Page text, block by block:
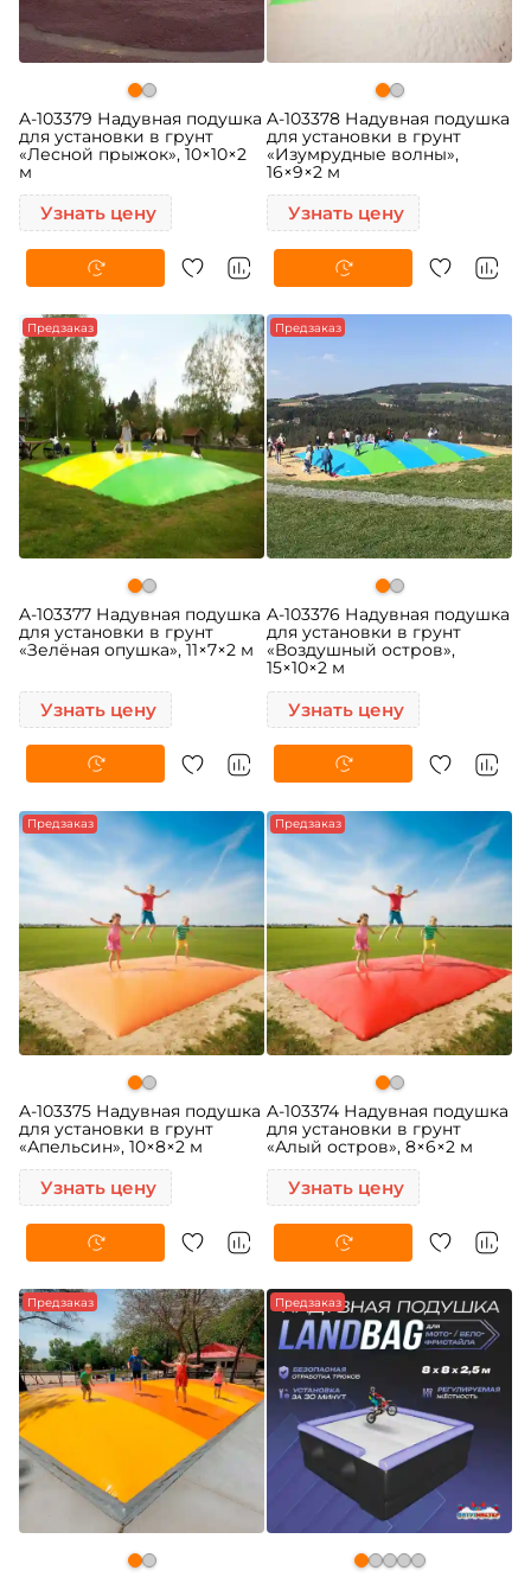
A-103379 Надувная подушка
для установки в грунт
«Лесной прыжок», 10×10×2
м
Узнать цену
A-103378 Надувная подушка
для установки в грунт
«Изумрудные волны»,
16×9×2 м
Узнать цену
Предзаказ
A-103377 Надувная подушка
для установки в грунт
«Зелёная опушка», 11×7×2 м
Узнать цену
Предзаказ
A-103376 Надувная подушка
для установки в грунт
«Воздушный остров»,
15×10×2 м
Узнать цену
Предзаказ
A-103375 Надувная подушка
для установки в грунт
«Апельсин», 10×8×2 м
Узнать цену
Предзаказ
A-103374 Надувная подушка
для установки в грунт
«Алый остров», 8×6×2 м
Узнать цену
-5% Предзаказ -5% Предзаказ